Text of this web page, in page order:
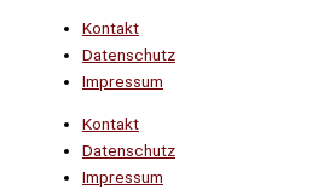
Kontakt
Datenschutz
Impressum
Kontakt
Datenschutz
Impressum